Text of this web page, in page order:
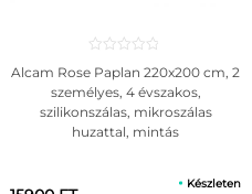
Alcam Rose Paplan 220x200 cm, 2
személyes, 4 évszakos,
szilikonszálas, mikroszálas
huzattal, mintás
Készleten